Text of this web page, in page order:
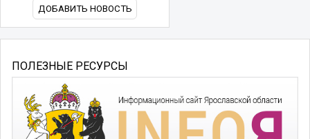
ДОБАВИТЬ НОВОСТЬ
ПОЛЕЗНЫЕ РЕСУРСЫ